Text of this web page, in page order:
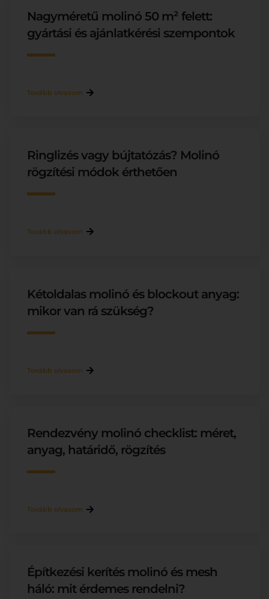
Nagyméretű molinó 50 m² felett:
gyártási és ajánlatkérési szempontok
Tovább olvasom
Ringlizés vagy bújtatózás? Molinó
rögzítési módok érthetően
Tovább olvasom
Kétoldalas molinó és blockout anyag:
mikor van rá szükség?
Tovább olvasom
Rendezvény molinó checklist: méret,
anyag, határidő, rögzítés
Tovább olvasom
Építkezési kerítés molinó és mesh
háló: mit érdemes rendelni?